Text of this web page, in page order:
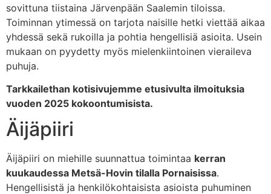
sovittuna tiistaina Järvenpään Saalemin tiloissa.
Toiminnan ytimessä on tarjota naisille hetki viettää aikaa
yhdessä sekä rukoilla ja pohtia hengellisiä asioita. Usein
mukaan on pyydetty myös mielenkiintoinen vieraileva
puhuja.
Tarkkailethan kotisivujemme etusivulta ilmoituksia
vuoden 2025 kokoontumisista.
Äijäpiiri
Äijäpiiri on miehille suunnattua toimintaa kerran
kuukaudessa Metsä-Hovin tilalla Pornaisissa.
Hengellisistä ja henkilökohtaisista asioista puhuminen